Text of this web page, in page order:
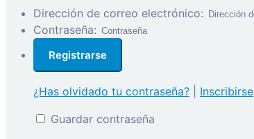
Dirección de correo electrónico:
Contraseña:
¿Has olvidado tu contraseña?
Inscribirse
Guardar contraseña